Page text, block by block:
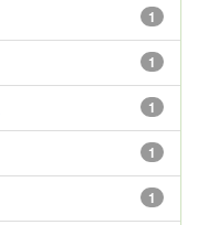
1
1
1
1
1